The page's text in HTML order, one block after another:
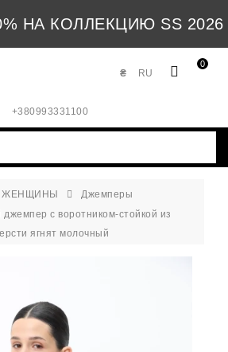
НА КОЛЛЕКЦИЮ SS 2026
0
RU
₴
+380993331100
ЖЕНЩИНЫ
Джемперы
с воротником-стойкой из
ягнят молочный